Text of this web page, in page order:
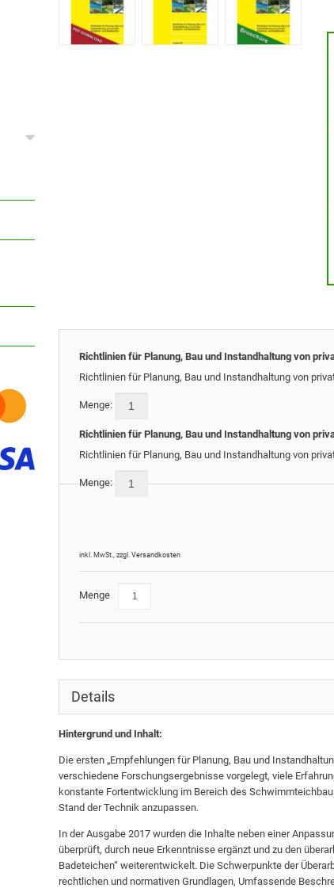
Richtlinien für Planung, Bau und Instandhaltung von
Richtlinien für Planung, Bau und Instandhaltung von
Menge:
Richtlinien für Planung, Bau und Instandhaltung von
Richtlinien für Planung, Bau und Instandhaltung von
Menge:
inkl. MwSt., zzgl. Versandkosten
Menge
Details
Hintergrund und Inhalt:
Die ersten „Empfehlungen für Planung, Bau und
verschiedene Forschungsergebnisse vorgelegt, viele
konstante Fortentwicklung im Bereich des
Stand der Technik anzupassen.
In der Ausgabe 2017 wurden die Inhalte neben einer
überprüft, durch neue Erkenntnisse ergänzt und zu den
Badeteichen“ weiterentwickelt. Die Schwerpunkte der
rechtlichen und normativen Grundlagen, Umfassende